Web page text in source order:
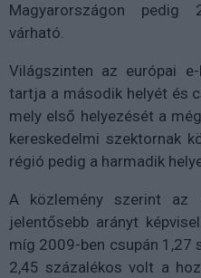
Magyarországon pedig
várható.
Világszinten az európai
tartja a második helyét és
mely első helyezését a
kereskedelmi szektornak
régió pedig a harmadik
A közlemény szerint az
jelentősebb arányt
míg 2009-ben csupán 1,27
2,45 százalékos volt a